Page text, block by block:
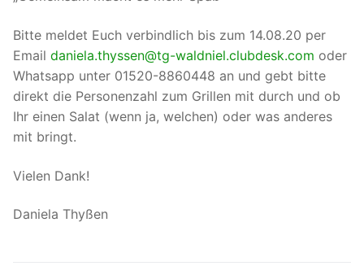
Bitte meldet Euch verbindlich bis zum 14.08.20 per
Email daniela.thyssen@tg-waldniel.clubdesk.com oder
Whatsapp unter 01520-8860448 an und gebt bitte
direkt die Personenzahl zum Grillen mit durch und ob
Ihr einen Salat (wenn ja, welchen) oder was anderes
mit bringt.
Vielen Dank!
Daniela Thyßen